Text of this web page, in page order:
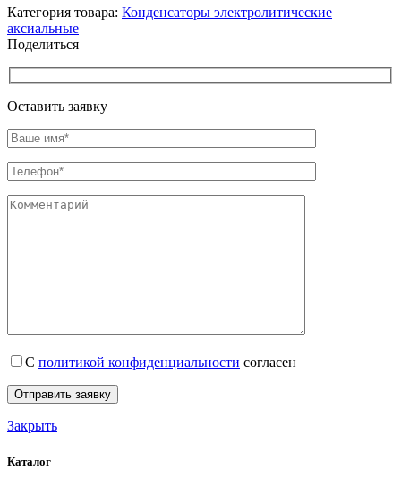
Категория товара: Конденсаторы электролитические
аксиальные
Поделиться
Оставить заявку
С политикой конфиденциальности согласен
Закрыть
Каталог